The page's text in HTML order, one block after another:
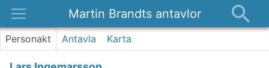
Martin Brandts antavlor
Platser
Personakt Antavla Karta